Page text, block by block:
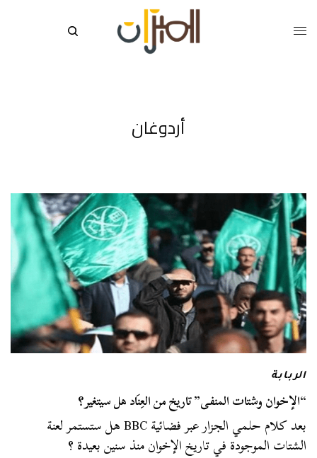
أردوغان
الربابة
“الإخوان وشتات المنفى” تاريخ من العِنَاد هل سيتغير؟
بعد كلام حلمي الجزار عبر فضائية BBC هل ستستمر لعنة
الشتات الموجودة في تاريخ الإخوان منذ سنين بعيدة ؟